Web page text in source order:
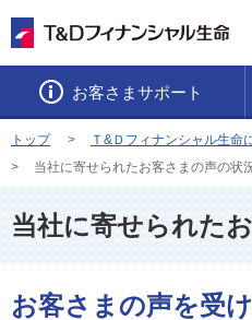
お客さまサポート
トップ
Ｔ&Ｄフィナンシャル生命
当社に寄せられたお客さまの声の状
当社に寄せられた
お客さまの声を受